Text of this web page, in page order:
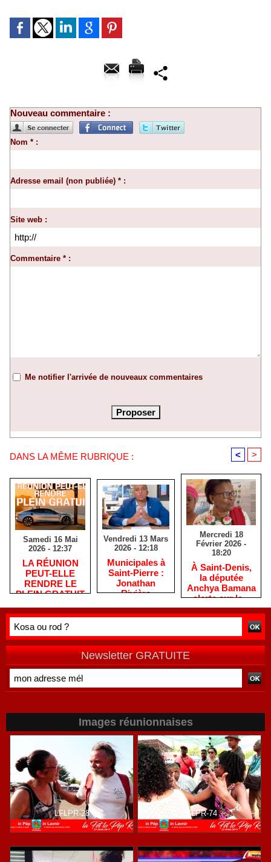
Nouveau commentaire :
Nom * :
Adresse email (non publiée) * :
Site web :
Commentaire * :
Me notifier l'arrivée de nouveaux commentaires
DANS LA MÊME RUBRIQUE : < >
Samedi 16 Mai
2026 - 12:37
​LA RÉUNION
PEUT-ELLE
RENDRE LE
PLEIN GRATUIT
Vendredi 13 Mars
2026 - 12:18
​Municipales à
Saint-Pierre :
Jonathan
Rivière
habitants après
de terrain
Mercredi 18
Février 2026 -
18:20
​À Saint-Denis,
la députée
Anchya Bamana
alerte sur la «
double peine »
vécue par
Newsletter GRATUITE
Images réunionnaises
LFLPR-28 LFLPR-74